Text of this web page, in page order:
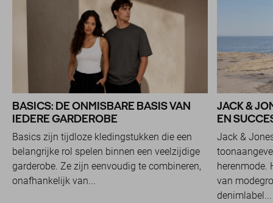
BASICS: DE ONMISBARE BASIS VAN
IEDERE GARDEROBE
Basics zijn tijdloze kledingstukken die een
belangrijke rol spelen binnen een veelzijdige
garderobe. Ze zijn eenvoudig te combineren,
onafhankelijk van...
JACK &
EN
Jack &
herenmode.
van
denimlabel...